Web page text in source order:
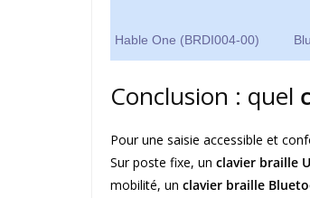
Hable One (BRDI004-00)
Conclusion : quel
Pour une saisie accessible et
Sur poste fixe, un clavier braille
mobilité, un clavier braille